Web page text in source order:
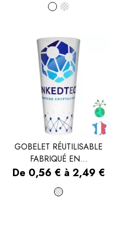
BlancTransparent
GOBELET RÉUTILISABLE
FABRIQUÉ EN...
Prix
De 0,56 € à 2,49 €
Transparent